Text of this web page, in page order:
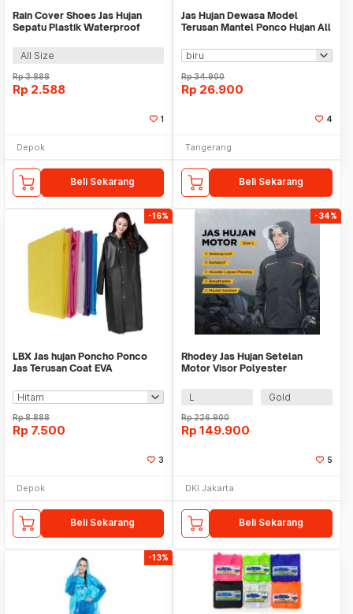
Rain Cover Shoes Jas Hujan
Sepatu Plastik Waterproof
All Size
Rp3.888
Rp 2.588
1
Depok
Beli Sekarang
Jas Hujan Dewasa Model
Terusan Mantel Ponco Hujan All
Rp34.900
Rp 26.900
4
Tangerang
Beli Sekarang
-16%
LBX Jas hujan Poncho Ponco
Jas Terusan Coat EVA
Rp8.888
Rp 7.500
3
Depok
Beli Sekarang
-34%
Rhodey Jas Hujan Setelan
Motor Visor Polyester
L
Gold
Rp226.900
Rp 149.900
5
DKI Jakarta
Beli Sekarang
-13%